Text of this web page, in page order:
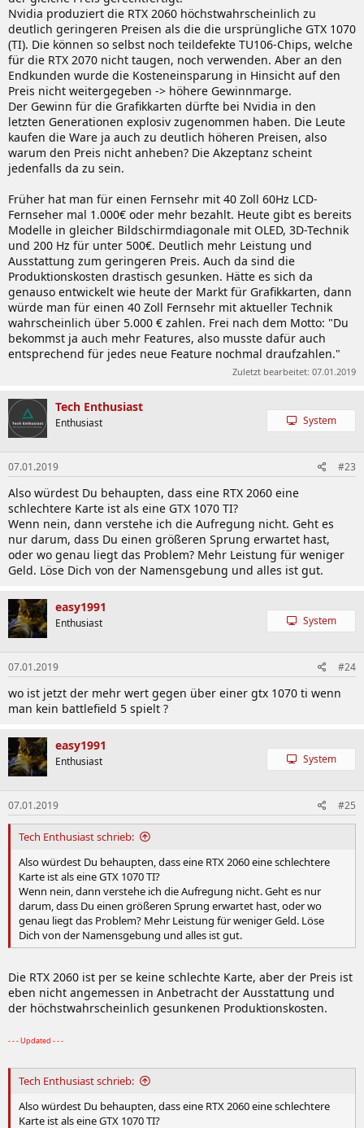
Nvidia produziert die RTX 2060 höchstwahrscheinlich zu
deutlich geringeren Preisen als die die ursprüngliche GTX 1070
(TI). Die können so selbst noch teildefekte TU106-Chips, welche
für die RTX 2070 nicht taugen, noch verwenden. Aber an den
Endkunden wurde die Kosteneinsparung in Hinsicht auf den
Preis nicht weitergegeben -> höhere Gewinnmarge.
Der Gewinn für die Grafikkarten dürfte bei Nvidia in den
letzten Generationen explosiv zugenommen haben. Die Leute
kaufen die Ware ja auch zu deutlich höheren Preisen, also
warum den Preis nicht anheben? Die Akzeptanz scheint
jedenfalls da zu sein.
Früher hat man für einen Fernsehr mit 40 Zoll 60Hz LCD-
Fernseher mal 1.000€ oder mehr bezahlt. Heute gibt es bereits
Modelle in gleicher Bildschirmdiagonale mit OLED, 3D-Technik
und 200 Hz für unter 500€. Deutlich mehr Leistung und
Ausstattung zum geringeren Preis. Auch da sind die
Produktionskosten drastisch gesunken. Hätte es sich da
genauso entwickelt wie heute der Markt für Grafikkarten, dann
würde man für einen 40 Zoll Fernsehr mit aktueller Technik
wahrscheinlich über 5.000 € zahlen. Frei nach dem Motto: "Du
bekommst ja auch mehr Features, also musste dafür auch
entsprechend für jedes neue Feature nochmal draufzahlen."
Zuletzt bearbeitet: 07.01.2019
Tech Enthusiast
Enthusiast System
07.01.2019 #23
Also würdest Du behaupten, dass eine RTX 2060 eine
schlechtere Karte ist als eine GTX 1070 TI?
Wenn nein, dann verstehe ich die Aufregung nicht. Geht es
nur darum, dass Du einen größeren Sprung erwartet hast,
oder wo genau liegt das Problem? Mehr Leistung für weniger
Geld. Löse Dich von der Namensgebung und alles ist gut.
easy1991
Enthusiast System
07.01.2019 #24
wo ist jetzt der mehr wert gegen über einer gtx 1070 ti wenn
man kein battlefield 5 spielt ?
easy1991
Enthusiast System
07.01.2019 #25
Tech Enthusiast schrieb:
Also würdest Du behaupten, dass eine RTX 2060 eine schlechtere
Karte ist als eine GTX 1070 TI?
Wenn nein, dann verstehe ich die Aufregung nicht. Geht es nur
darum, dass Du einen größeren Sprung erwartet hast, oder wo
genau liegt das Problem? Mehr Leistung für weniger Geld. Löse
Dich von der Namensgebung und alles ist gut.
Die RTX 2060 ist per se keine schlechte Karte, aber der Preis ist
eben nicht angemessen in Anbetracht der Ausstattung und
der höchstwahrscheinlich gesunkenen Produktionskosten.
- - - Updated - - -
Tech Enthusiast schrieb:
Also würdest Du behaupten, dass eine RTX 2060 eine schlechtere
Karte ist als eine GTX 1070 TI?